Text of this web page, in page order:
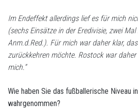
Im Endeffekt allerdings lief es für mich
(sechs Einsätze in der Eredivisie, zwei
Anm.d.Red.). Für mich war daher klar,
zurückkehren möchte. Rostock war
mich.“
Wie haben Sie das fußballerische Niveau
wahrgenommen?